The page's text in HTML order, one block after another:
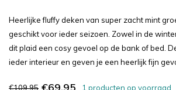
Heerlijke fluffy deken van super zacht mint
geschikt voor ieder seizoen. Zowel in de
dit plaid een cosy gevoel op de bank of bed.
ieder interieur en geven je een heerlijk fijn
€109,95 1 producten op voorraad